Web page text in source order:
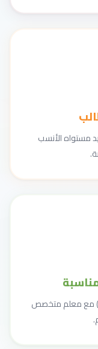
مستواه الأنسب
صغيرة (3-5 طلاب) مع معلم متخصص